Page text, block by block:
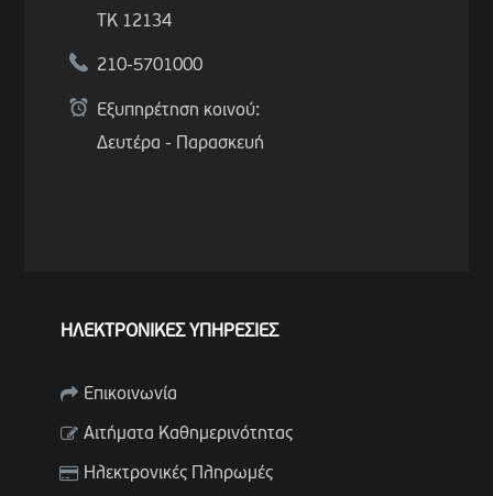
ΤΚ 12134
210-5701000
Εξυπηρέτηση κοινού:
Δευτέρα - Παρασκευή
ΗΛΕΚΤΡΟΝΙΚΕΣ ΥΠΗΡΕΣΙΕΣ
Επικοινωνία
Αιτήματα Καθημερινότητας
Ηλεκτρονικές Πληρωμές